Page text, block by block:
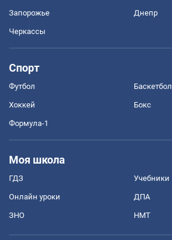
Запорожье Днепр
Черкассы
Спорт
Футбол Баскетбол
Хоккей Бокс
Формула-1
Моя школа
ГДЗ Учебники
Онлайн уроки ДПА
ЗНО НМТ